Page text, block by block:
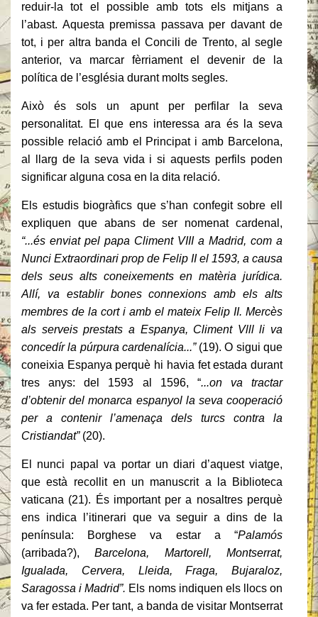
reduir-la tot el possible amb tots els mitjans a
l’abast. Aquesta premissa passava per davant de
tot, i per altra banda el Concili de Trento, al segle
anterior, va marcar fèrriament el devenir de la
política de l’església durant molts segles.
Això és sols un apunt per perfilar la seva
personalitat. El que ens interessa ara és la seva
possible relació amb el Principat i amb Barcelona,
al llarg de la seva vida i si aquests perfils poden
significar alguna cosa en la dita relació.
Els estudis biogràfics que s’han confegit sobre ell
expliquen que abans de ser nomenat cardenal,
“...és enviat pel papa Climent VIII a Madrid, com a
Nunci Extraordinari prop de Felip II el 1593, a causa
dels seus alts coneixements en matèria jurídica.
Allí, va establir bones connexions amb els alts
membres de la cort i amb el mateix Felip II. Mercès
als serveis prestats a Espanya, Climent Vlll li va
concedír la púrpura cardenalícia...”(19). O sigui que
coneixia Espanya perquè hi havia fet estada durant
tres anys: del 1593 al 1596, “...on va tractar
d’obtenir del monarca espanyol la seva cooperació
per a contenir l’amenaça dels turcs contra la
Cristiandat” (20).
El nunci papal va portar un diari d’aquest viatge,
que està recollit en un manuscrit a la Biblioteca
vaticana (21). És important per a nosaltres perquè
ens indica l’itinerari que va seguir a dins de la
península: Borghese va estar a “Palamós
(arribada?),Barcelona, Martorell, Montserrat,
Igualada, Cervera, Lleida, Fraga, Bujaraloz,
Saragossa i Madrid”. Els noms indiquen els llocs on
va fer estada. Per tant, a banda de visitar Montserrat